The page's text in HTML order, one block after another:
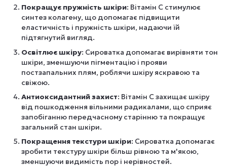
Покращує пружність шкіри: Вітамін C стимулює
синтез колагену, що допомагає підвищити
еластичність і пружність шкіри, надаючи їй
підтягнутий вигляд.
Освітлює шкіру: Сироватка допомагає вирівняти тон
шкіри, зменшуючи пігментацію і прояви
постзапальних плям, роблячи шкіру яскравою та
свіжою.
Антиоксидантний захист: Вітамін C захищає шкіру
від пошкодження вільними радикалами, що сприяє
запобіганню передчасному старінню та покращує
загальний стан шкіри.
Покращення текстури шкіри: Сироватка допомагає
зробити текстуру шкіри більш рівною та м'якою,
зменшуючи видимість пор і нерівностей.